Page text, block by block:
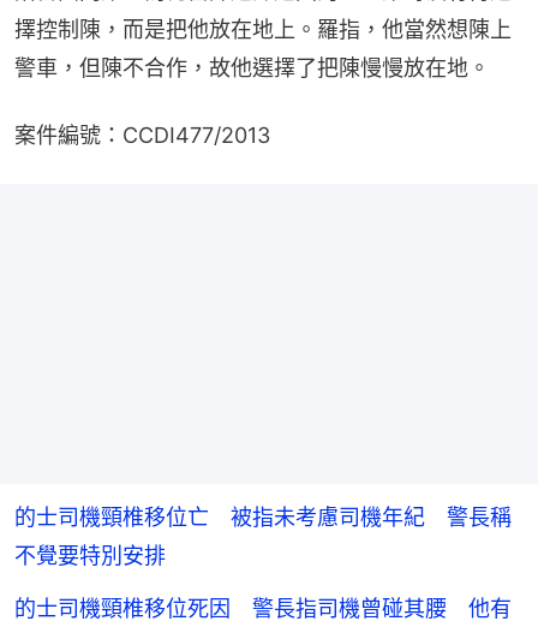
擇控制陳，而是把他放在地上。羅指，他當然想陳上
警車，但陳不合作，故他選擇了把陳慢慢放在地。
案件編號：CCDI477/2013
的士司機頸椎移位亡 被指未考慮司機年紀 警長稱
不覺要特別安排
的士司機頸椎移位死因 警長指司機曾碰其腰 他有